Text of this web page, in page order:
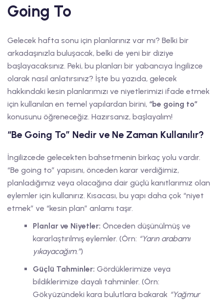
Going To
Gelecek hafta sonu için planlarınız var mı? Belki bir
arkadaşınızla buluşacak, belki de yeni bir diziye
başlayacaksınız. Peki, bu planları bir yabancıya İngilizce
olarak nasıl anlatırsınız? İşte bu yazıda, gelecek
hakkındaki kesin planlarımızı ve niyetlerimizi ifade etmek
için kullanılan en temel yapılardan birini, “be going to”
konusunu öğreneceğiz. Hazırsanız, başlayalım!
“Be Going To” Nedir ve Ne Zaman Kullanılır?
İngilizcede gelecekten bahsetmenin birkaç yolu vardır.
“Be going to” yapısını, önceden karar verdiğimiz,
planladığımız veya olacağına dair güçlü kanıtlarımız olan
eylemler için kullanırız. Kısacası, bu yapı daha çok “niyet
etmek” ve “kesin plan” anlamı taşır.
Planlar ve Niyetler: Önceden düşünülmüş ve
kararlaştırılmış eylemler. (Örn: “Yarın arabamı
yıkayacağım.”)
Güçlü Tahminler: Gördüklerimize veya
bildiklerimize dayalı tahminler. (Örn:
Gökyüzündeki kara bulutlara bakarak “Yağmur